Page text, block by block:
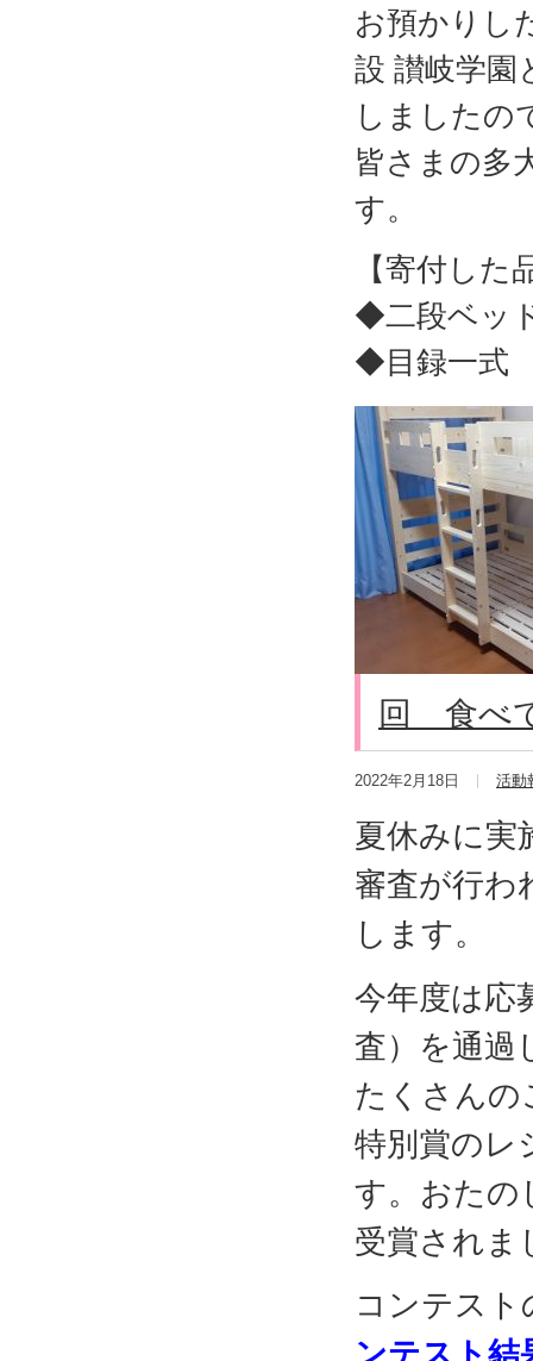
お預かりし
設 讃岐学園
しましたの
皆さまの多
す。
【寄付した
◆二段ベッ
◆目録一式
回 食べ
2022年2月18日 活動
夏休みに実
審査が行わ
します。
今年度は応
査）を通過
たくさんの
特別賞のレ
す。おたの
受賞されま
コンテス
ンテスト結